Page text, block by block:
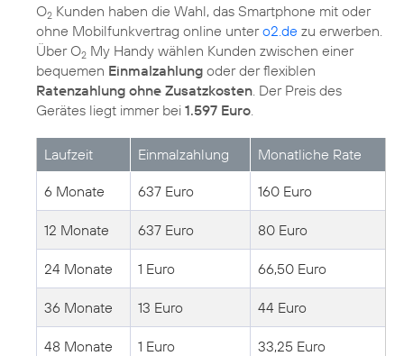
O2 Kunden haben die Wahl, das Smartphone mit oder
ohne Mobilfunkvertrag online untero2.de zu erwerben.
Über O2 My Handy wählen Kunden zwischen einer
bequemen Einmalzahlung oder der flexiblen
Ratenzahlung ohne Zusatzkosten . Der Preis des
Gerätes liegt immer bei 1.597 Euro
Laufzeit Einmalzahlung Monatliche Rate
6 Monate 637 Euro 160 Euro
12 Monate 637 Euro 80 Euro
24 Monate 1 Euro 66,50 Euro
36 Monate 13 Euro 44 Euro
48 Monate 1 Euro 33,25 Euro